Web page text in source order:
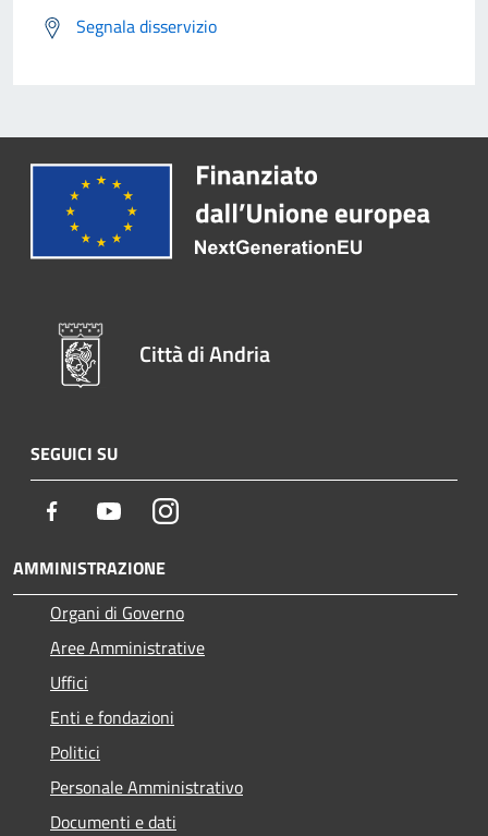
Segnala disservizio
Città di Andria
SEGUICI SU
Facebook YoutubeInstagram
AMMINISTRAZIONE
Organi di Governo
Aree Amministrative
Uffici
Enti e fondazioni
Politici
Personale Amministrativo
Documenti e dati